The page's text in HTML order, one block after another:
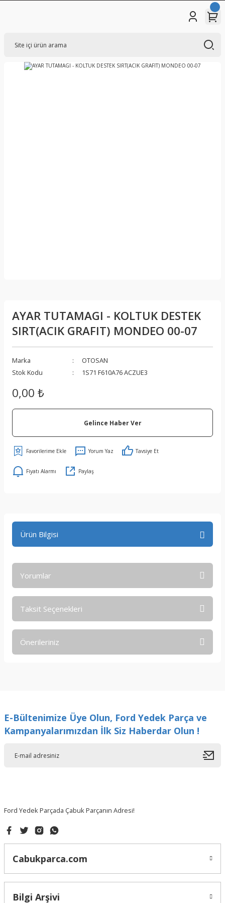
AYAR TUTAMAGI - KOLTUK DESTEK
SIRT(ACIK GRAFIT) MONDEO 00-07
Marka
OTOSAN
Stok Kodu
1S71 F610A76 ACZUE3
0,00 ₺
Gelince Haber Ver
Yorum Yaz Tavsiye Et
Fiyatı Alarmı Paylaş
Ürün Bilgisi
Yorumlar
Taksit Seçenekleri
Önerileriniz
Ürün resmi kalitesiz, bozuk veya görüntülenemiyor.
Ürün açıklamasında eksik bilgiler bulunuyor.
Gönder
E-Bültenimize Üye Olun, Ford Yedek Parça ve
Kampanyalarımızdan İlk Siz Haberdar Olun !
Ford Yedek Parçada Çabuk Parçanın Adresi!
Cabukparca.com
Bilgi Arşivi